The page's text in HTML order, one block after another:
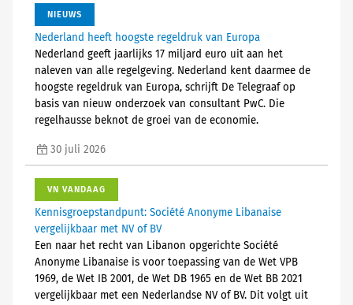
NIEUWS
Nederland heeft hoogste regeldruk van Europa
Nederland geeft jaarlijks 17 miljard euro uit aan het
naleven van alle regelgeving. Nederland kent daarmee de
hoogste regeldruk van Europa, schrijft De Telegraaf op
basis van nieuw onderzoek van consultant PwC. Die
regelhausse beknot de groei van de economie.
30 juli 2026
VN VANDAAG
Kennisgroepstandpunt: Société Anonyme Libanaise
vergelijkbaar met NV of BV
Een naar het recht van Libanon opgerichte Société
Anonyme Libanaise is voor toepassing van de Wet VPB
1969, de Wet IB 2001, de Wet DB 1965 en de Wet BB 2021
vergelijkbaar met een Nederlandse NV of BV. Dit volgt uit